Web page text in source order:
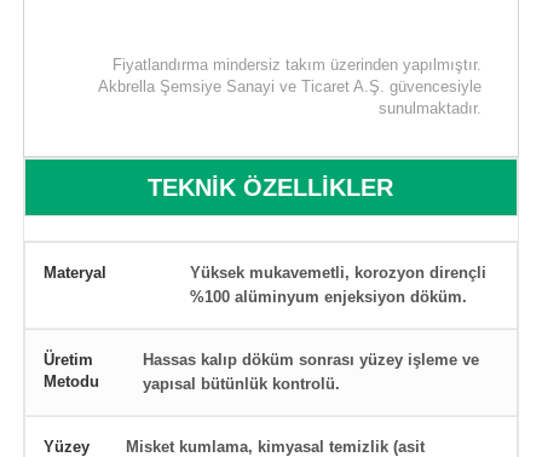
Fiyatlandırma mindersiz takım üzerinden yapılmıştır.
Akbrella Şemsiye Sanayi ve Ticaret A.Ş. güvencesiyle
sunulmaktadır.
TEKNİK ÖZELLİKLER
Materyal
Yüksek mukavemetli, korozyon dirençli
%100 alüminyum enjeksiyon döküm.
Üretim
Metodu
Hassas kalıp döküm sonrası yüzey işleme ve
yapısal bütünlük kontrolü.
Yüzey
Misket kumlama, kimyasal temizlik (asit